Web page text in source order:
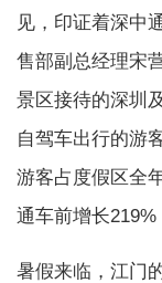
见，印证着深中
售部副总经理宋
景区接待的深圳
自驾车出行的游
游客占度假区全
通车前增长219%
暑假来临，江门